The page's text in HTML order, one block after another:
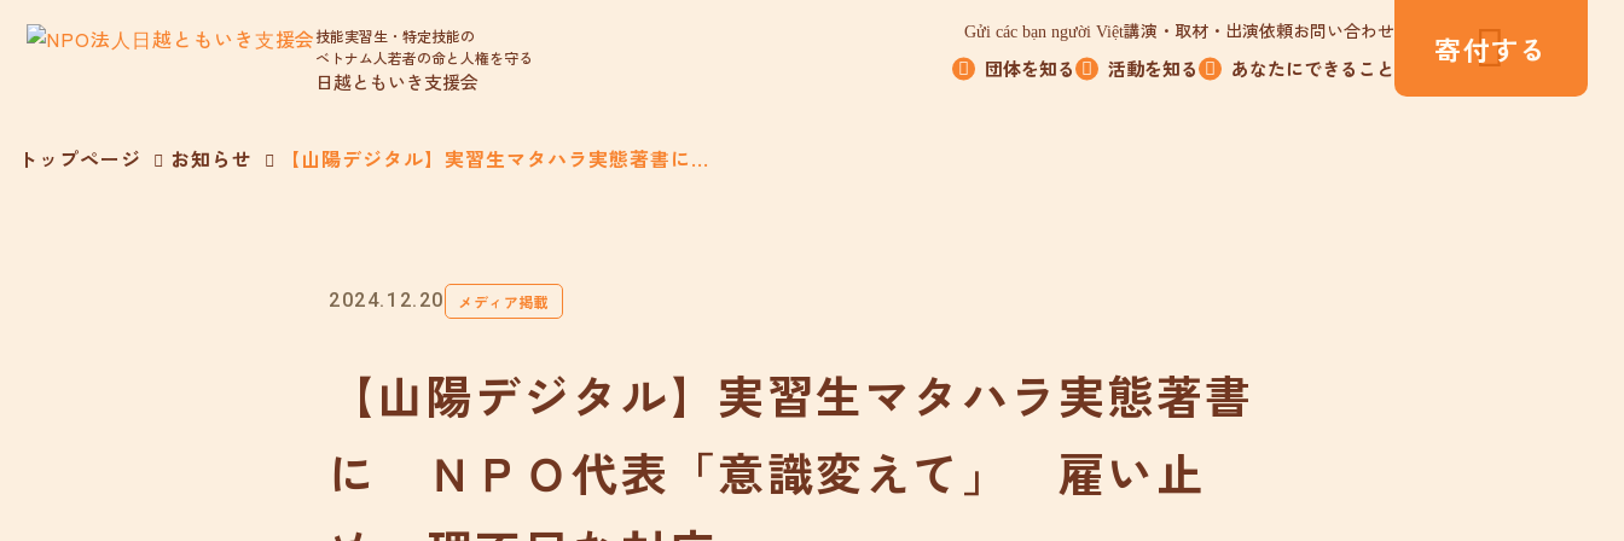
技能実習生・特定技能の
ベトナム人若者の命と人権を守る
日越ともいき支援会
Gửi các bạn người Việt講演・取材・出演依頼お問い合わせ
団体を知る 活動を知る あなたにできること
寄付する
トップページ お知らせ 【山陽デジタル】実習生マタハラ実態著書に...
2024.12.20 メディア掲載
【山陽デジタル】実習生マタハラ実態著書
に ＮＰＯ代表「意識変えて」 雇い止